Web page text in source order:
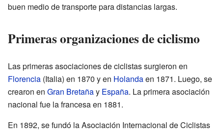
buen medio de transporte para distancias largas.
Primeras organizaciones de ciclismo
Las primeras asociaciones de ciclistas surgieron en
Florencia (Italia) en 1870 y en Holandaen 1871. Luego, se
crearon en Gran Bretañay España. La primera asociación
nacional fue la francesa en 1881.
En 1892, se fundó la Asociación Internacional de Ciclistas